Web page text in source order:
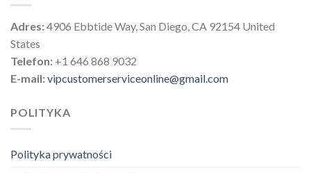
Adres:4906 Ebbtide Way, San Diego, CA 92154 United
States
Telefon: +1 646 868 9032
E-mail:vipcustomerserviceonline@gmail.com
POLITYKA
Polityka prywatności